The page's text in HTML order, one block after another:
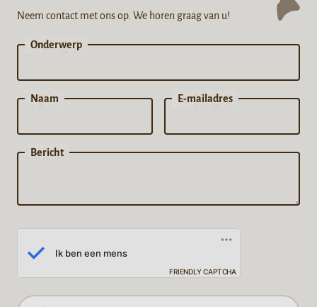
Neem contact met ons op. We horen graag van u!
Onderwerp
Naam E-mailadres
Bericht
FRIENDLY CAPTCHA